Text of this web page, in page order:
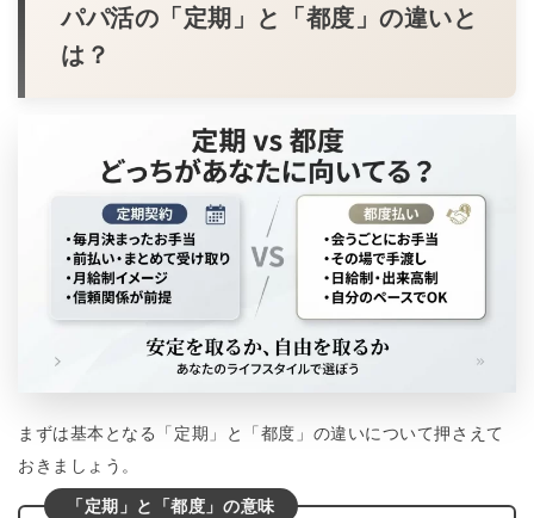
クスタンド
パパ活の「定期」と「都度」の違いと
は？
まずは基本となる「定期」と「都度」の違いについて押さえて
おきましょう。
「定期」と「都度」の意味